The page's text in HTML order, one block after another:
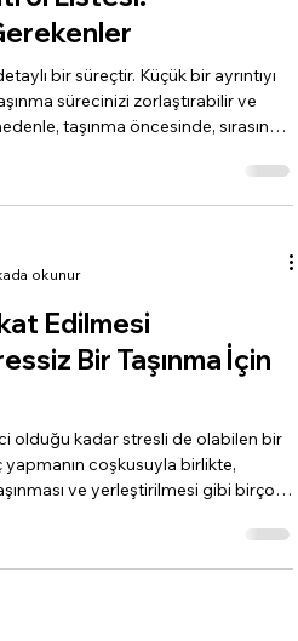
sürecinizi
kontrol listesi: Taşınmadan 4-6
okunur
Edilmesi
Bir Taşınma İçin
ve sorunsuz hale getirebilirsiniz.